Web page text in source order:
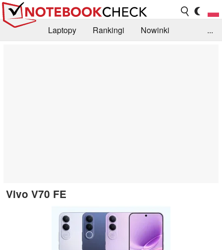
Laptopy Rankingi
Nowinki
...
Vivo V70 FE